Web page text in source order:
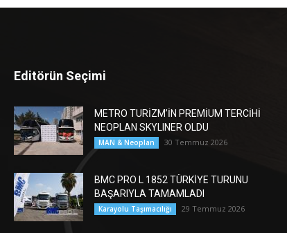
Editörün Seçimi
METRO TURİZM’İN PREMİUM TERCİHİ
NEOPLAN SKYLINER OLDU
MAN & Neoplan 30 Temmuz 2026
BMC PRO L 1852 TÜRKİYE TURUNU
BAŞARIYLA TAMAMLADI
Karayolu Taşımacılığı 29 Temmuz 2026